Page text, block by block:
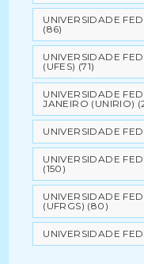
UNIVERSIDADE
(86)
UNIVERSIDADE
(UFES) (71)
UNIVERSIDADE
JANEIRO (UNIRIO)
UNIVERSIDADE
UNIVERSIDADE
(150)
UNIVERSIDADE
(UFRGS) (80)
UNIVERSIDADE